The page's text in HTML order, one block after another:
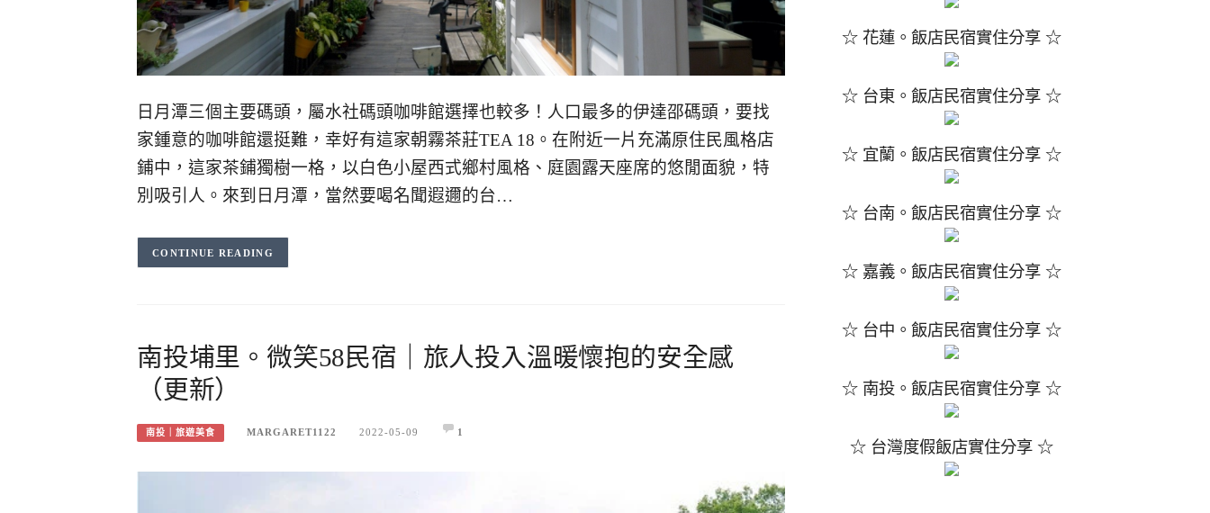
日月潭三個主要碼頭，屬水社碼頭咖啡館選擇也較多！人口最多的伊達邵碼頭，要找
家鍾意的咖啡館還挺難，幸好有這家朝霧茶莊TEA 18。在附近一片充滿原住民風格店
鋪中，這家茶鋪獨樹一格，以白色小屋西式鄉村風格、庭園露天座席的悠閒面貌，特
別吸引人。來到日月潭，當然要喝名聞遐邇的台…
CONTINUE READING
南投埔里。微笑58民宿｜旅人投入溫暖懷抱的安全感
（更新）
南投｜旅遊美食 MARGARET1122 2022-05-09 1
☆ 花蓮。飯店民宿實住分享 ☆
☆ 台東。飯店民宿實住分享 ☆
☆ 宜蘭。飯店民宿實住分享 ☆
☆ 台南。飯店民宿實住分享 ☆
☆ 嘉義。飯店民宿實住分享 ☆
☆ 台中。飯店民宿實住分享 ☆
☆ 南投。飯店民宿實住分享 ☆
☆ 台灣度假飯店實住分享 ☆